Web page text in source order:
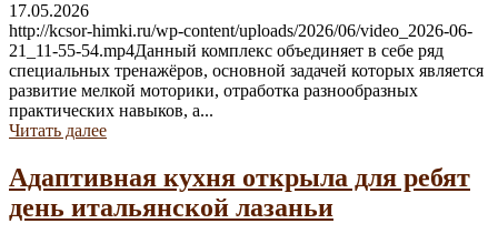
17.05.2026
http://kcsor-himki.ru/wp-content/uploads/2026/06/video_2026-06-
21_11-55-54.mp4Данный комплекс объединяет в себе ряд
специальных тренажёров, основной задачей которых является
развитие мелкой моторики, отработка разнообразных
практических навыков, а...
Читать далее
Адаптивная кухня открыла для ребят
день итальянской лазаньи